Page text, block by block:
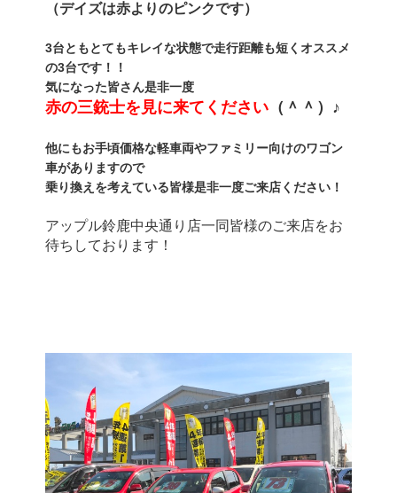
（デイズは赤よりのピンクです）
3台ともとてもキレイな状態で走行距離も短くオススメ
の3台です！！
気になった皆さん是非一度
赤の三銃士を見に来てください（＾＾）♪
他にもお手頃価格な軽車両やファミリー向けのワゴン
車がありますので
乗り換えを考えている皆様是非一度ご来店ください！
アップル鈴鹿中央通り店一同皆様のご来店をお
待ちしております！